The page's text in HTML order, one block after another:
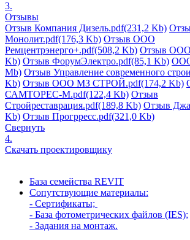
3.
Отзывы
Отзыв Компания Дизель.pdf(231,2 Kb)
Монолит.pdf(176,3 Kb) Отзыв ООО
Ремцентрэнерго+.pdf(508,2 Kb) Отзыв
Kb) Отзыв ФорумЭлектро.pdf(85,1 Kb)
Mb) Отзыв Управление современного
Kb) Отзыв ООО МЗ СТРОЙ.pdf(174,2 Kb)
САМТОРЕС-М.pdf(122,4 Kb) Отзыв
Стройреставрация.pdf(189,8 Kb) Отзыв
Kb) Отзыв Прогрресс.pdf(321,0 Kb)
Свернуть
4.
Скачать проектировщику
База семейства REVIT
Сопутствующие материалы:
- Сертификаты;
- База фотометрических файлов (IES);
- Задания на монтаж.